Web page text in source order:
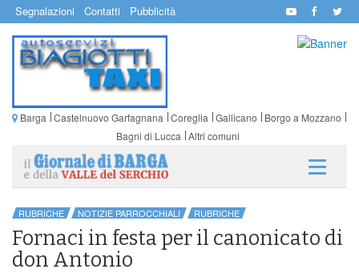
Segnalazioni Contatti Pubblicità
Barga Castelnuovo Garfagnana Coreglia Gallicano
Borgo a Mozzano
Bagni di Lucca Altri comuni
RUBRICHE NOTIZIE PARROCCHIALI RUBRICHE
Fornaci in festa per il canonicato di
don Antonio